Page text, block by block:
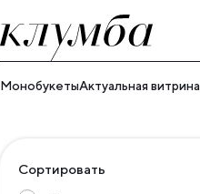
МонобукетыАктуальная витрина
Сортировать